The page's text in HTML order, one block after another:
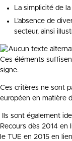
La simplicité de
L’absence de
secteur, ainsi
Ces éléments
signe.
Ces critères ne sont
européen en matière
Ils sont également
Recours dès 2014 en
le TUE en 2015 en